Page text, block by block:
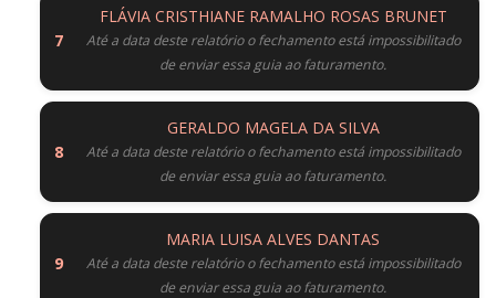
FLÁVIA CRISTHIANE RAMALHO ROSAS BRUNET
Até a data deste relatório o fechamento está impossibilitado
de enviar essa guia ao faturamento.
GERALDO MAGELA DA SILVA
Até a data deste relatório o fechamento está impossibilitado
de enviar essa guia ao faturamento.
MARIA LUISA ALVES DANTAS
Até a data deste relatório o fechamento está impossibilitado
de enviar essa guia ao faturamento.